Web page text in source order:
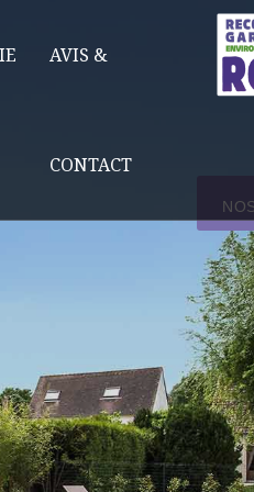
AVIS &
CONTACT